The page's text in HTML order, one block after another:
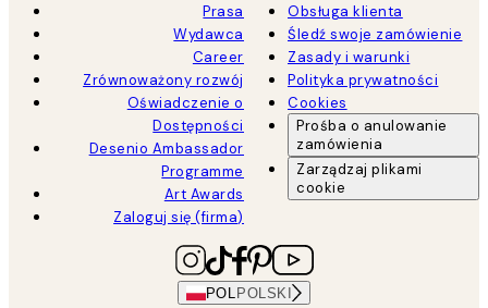
Prasa
Wydawca
Career
Zrównoważony rozwój
Oświadczenie o
Dostępności
Desenio Ambassador
Programme
Art Awards
Zaloguj się (firma)
Obsługa klienta
Śledź swoje zamówienie
Zasady i warunki
Polityka prywatności
Cookies
Prośba o anulowanie
zamówienia
Zarządzaj plikami
cookie
POL POLSKI